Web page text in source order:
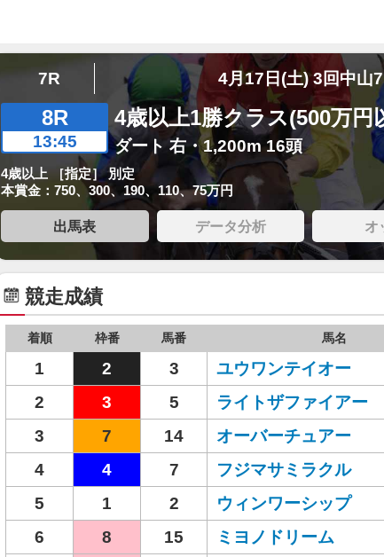
7R 4月17日(土) 3回中山7
8R
13:45
4歳以上1勝クラス(500万円
ダート 右・1,200m 16頭
4歳以上 ［指定］ 別定
本賞金：750、300、190、110、75万円
出馬表 データ分析 オ
競走成績
着順 枠番 馬番 馬名
1 2 3 ユウワンテイオー
2
3 5 ライトザファイアー
3
7 14 オーバーチュアー
4
4 7 フジマサミラクル
5
1 2 ウィンワーシップ
6
8 15 ミヨノドリーム